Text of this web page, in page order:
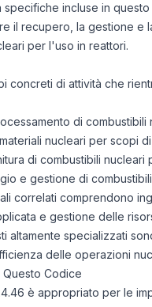
specifiche incluse in
il recupero, la gestione e
per l'uso in reattori.
concreti di attività che
di combustibili
nucleari per scopi
di combustibili nucleari
e gestione di
correlati comprendono
e gestione delle
altamente specializzati
delle operazioni
Codice
è appropriato per le